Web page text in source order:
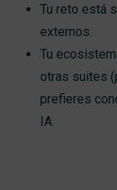
Tu reto está
externos.
Tu
otras suites
prefieres
IA.